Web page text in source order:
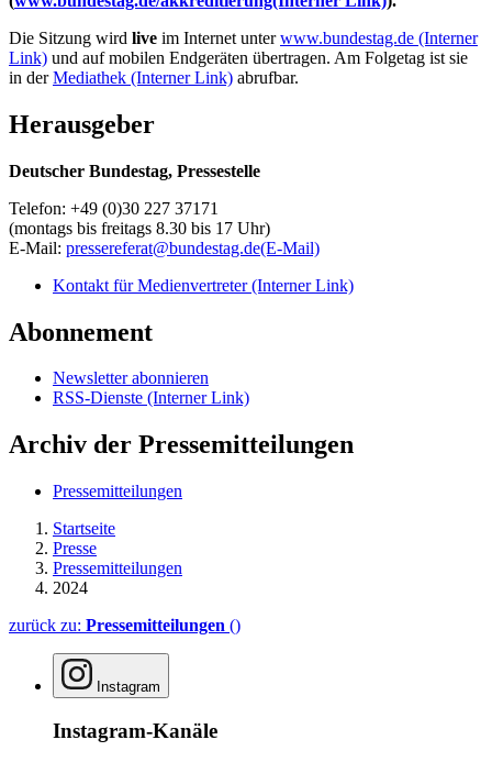
Die Sitzung wird live im Internet unterwww.bundestag.de (Interner
Link) und auf mobilen Endgeräten übertragen. Am Folgetag ist sie
in derMediathek (Interner Link) abrufbar.
Herausgeber
Deutscher Bundestag, Pressestelle
Telefon: +49 (0)30 227 37171
(montags bis freitags 8.30 bis 17 Uhr)
E-Mail: pressereferat@bundestag.de(E-Mail)
Kontakt für Medienvertreter(Interner Link)
Abonnement
Newsletter abonnieren
RSS-Dienste (Interner Link)
Archiv der Pressemitteilungen
Pressemitteilungen
Startseite
Presse
Pressemitteilungen
2024
zurück zu: Pressemitteilungen ()
Instagram
Instagram-Kanäle